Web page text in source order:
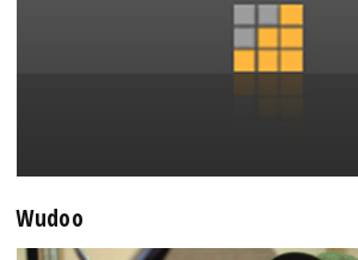
Wudoo